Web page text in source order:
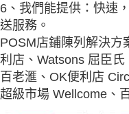
6、我們能提供：快速
送服務。
POSM店鋪陳列解決方
利店、Watsons 屈臣
百老滙、OK便利店
超級市場 Wellcome、